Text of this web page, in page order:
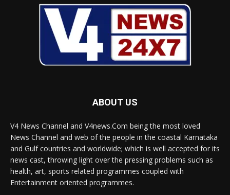
ABOUT US
V4 News Channel and V4news.Com being the most loved
News Channel and web of the people in the coastal Karnataka
and Gulf countries and worldwide; which is well accepted for its
news cast, throwing light over the pressing problems such as
health, art, sports related programmes coupled with
Entertainment oriented programmes.